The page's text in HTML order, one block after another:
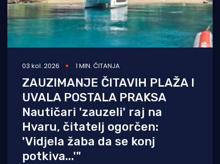
03 kol. 2026 1 MIN. ČITANJA
ZAUZIMANJE ČITAVIH PLAŽA I
UVALA POSTALA PRAKSA
Nautičari 'zauzeli' raj na
Hvaru, čitatelj ogorčen:
'Vidjela žaba da se konj
potkiva...'"